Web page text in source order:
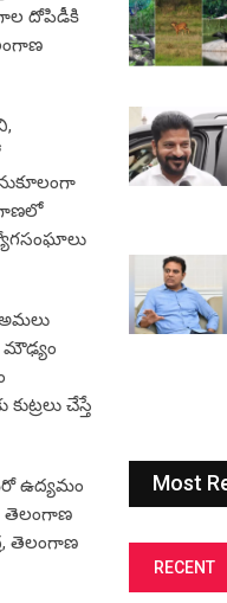
దోపిడీకి
మౌఢ్యం
చేస్తే
ఉద్యమం
తెలంగాణ
తెలంగాణ
Most
RECENT